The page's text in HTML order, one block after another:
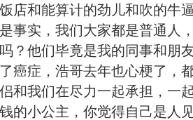
店和能算计的劲儿和吹的牛
事实，我们大家都是普通人
？他们毕竟是我的同事和朋
癌症，浩哥去年也心梗了，
和我们在尽力一起承担，一
的小公主，你觉得自己是人